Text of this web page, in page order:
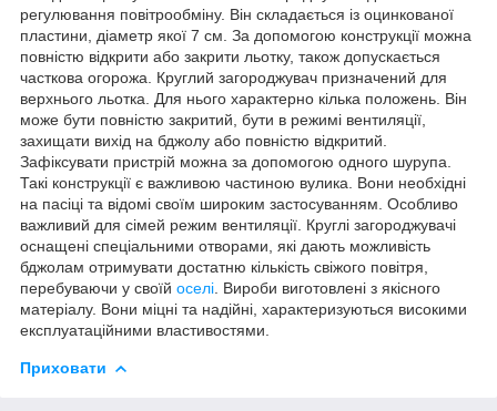
регулювання повітрообміну. Він складається із оцинкованої
пластини, діаметр якої 7 см. За допомогою конструкції можна
повністю відкрити або закрити льотку, також допускається
часткова огорожа. Круглий загороджувач призначений для
верхнього льотка. Для нього характерно кілька положень. Він
може бути повністю закритий, бути в режимі вентиляції,
захищати вихід на бджолу або повністю відкритий.
Зафіксувати пристрій можна за допомогою одного шурупа.
Такі конструкції є важливою частиною вулика. Вони необхідні
на пасіці та відомі своїм широким застосуванням. Особливо
важливий для сімей режим вентиляції. Круглі загороджувачі
оснащені спеціальними отворами, які дають можливість
бджолам отримувати достатню кількість свіжого повітря,
перебуваючи у своїй оселі . Вироби виготовлені з якісного
матеріалу. Вони міцні та надійні, характеризуються високими
експлуатаційними властивостями.
Приховати